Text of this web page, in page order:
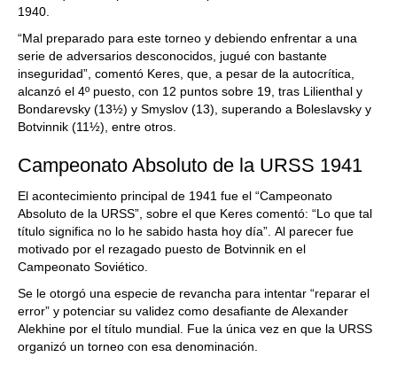
1940.
“Mal preparado para este torneo y debiendo enfrentar a una
serie de adversarios desconocidos, jugué con bastante
inseguridad”, comentó Keres, que, a pesar de la autocrítica,
alcanzó el 4º puesto, con 12 puntos sobre 19, tras Lilienthal y
Bondarevsky (13½) y Smyslov (13), superando a Boleslavsky y
Botvinnik (11½), entre otros.
Campeonato Absoluto de la URSS 1941
El acontecimiento principal de 1941 fue el “Campeonato
Absoluto de la URSS”, sobre el que Keres comentó: “Lo que tal
título significa no lo he sabido hasta hoy día”. Al parecer fue
motivado por el rezagado puesto de Botvinnik en el
Campeonato Soviético.
Se le otorgó una especie de revancha para intentar “reparar el
error” y potenciar su validez como desafiante de Alexander
Alekhine por el título mundial. Fue la única vez en que la URSS
organizó un torneo con esa denominación.